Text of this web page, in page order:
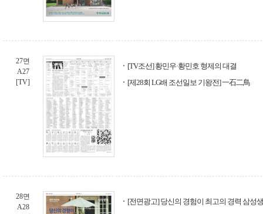
27면
A27
[TV]
[TV조선] 황민우·황민호 형제의 대결
[제28회 LG배 조선일보 기왕전] 一石二鳥
28면
A28
[전면광고] 당신의 경험이 최고의 경력 삼성